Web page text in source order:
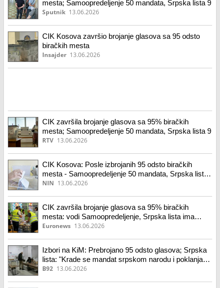
mesta; Samoopredeljenje 50 mandata, Srpska lista 9
Sputnik 13.06.2026
CIK Kosova završio brojanje glasova sa 95 odsto
biračkih mesta
Insajder 13.06.2026
CIK završila brojanje glasova sa 95% biračkih
mesta; Samoopredeljenje 50 mandata, Srpska lista 9
RTV 13.06.2026
CIK Kosova: Posle izbrojanih 95 odsto biračkih
mesta - Samoopredeljenje 50 mandata, Srpska lista
devet
NIN 13.06.2026
CIK završila brojanje glasova sa 95% biračkih
mesta: vodi Samoopredeljenje, Srpska lista ima
devet mandata
Euronews 13.06.2026
Izbori na KiM: Prebrojano 95 odsto glasova; Srpska
lista: "Krade se mandat srpskom narodu i poklanja
Rašiću"
B92 13.06.2026